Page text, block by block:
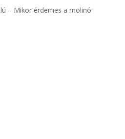
– Mikor érdemes a molinó